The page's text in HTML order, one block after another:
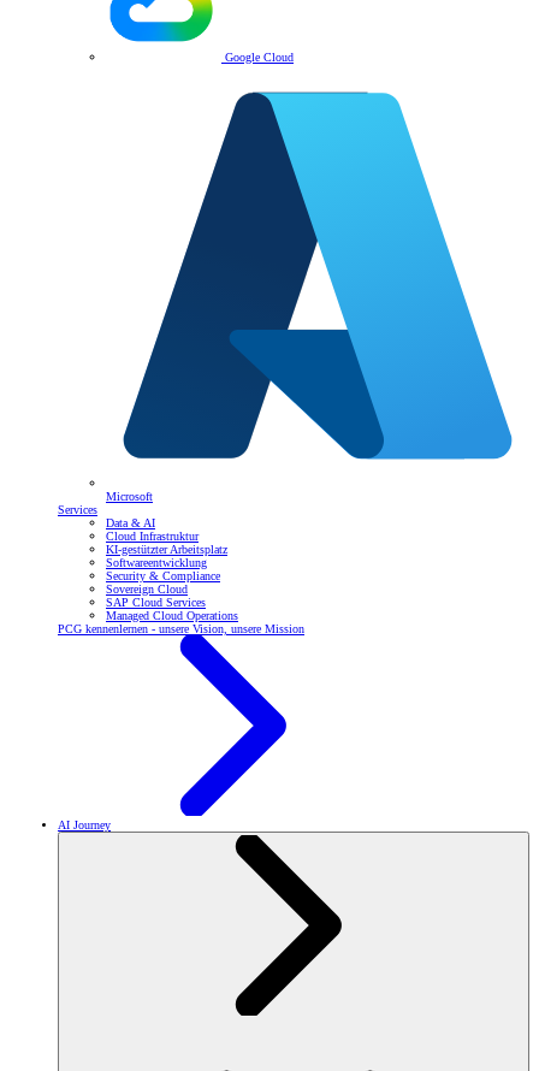
Google Cloud
Microsoft
Services
Data & AI
Cloud Infrastruktur
KI-gestützter Arbeitsplatz
Softwareentwicklung
Security & Compliance
Sovereign Cloud
SAP Cloud Services
Managed Cloud Operations
PCG kennenlernen - unsere Vision, unsere Mission
AI Journey